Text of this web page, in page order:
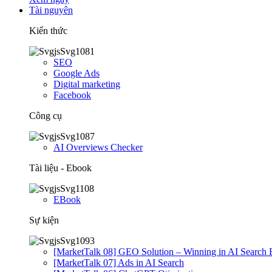
Tài nguyên
Kiến thức
SEO
Google Ads
Digital marketing
Facebook
Công cụ
AI Overviews Checker
Tài liệu - Ebook
EBook
Sự kiện
[MarketTalk 08] GEO Solution – Winning in AI Search
[MarketTalk 07] Ads in AI Search